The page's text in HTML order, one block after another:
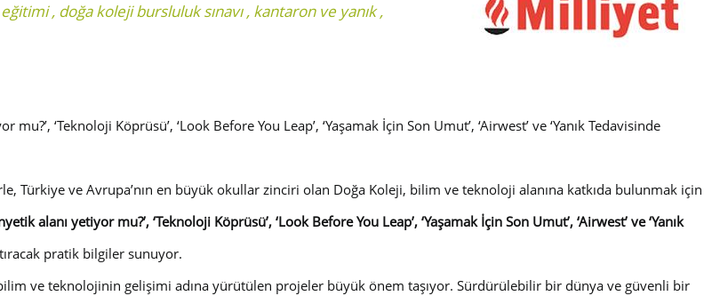
, doğa koleji bursluluk sınavı, kantaron ve yanık,
‘Teknoloji Köprüsü’, ‘Look Before You Leap’, ‘Yaşamak İçin Son Umut’, ‘Airwest’ ve ‘Yanık Tedavisinde
Türkiye ve Avrupa’nın en büyük okullar zinciri olan Doğa Koleji, bilim ve teknoloji alanına katkıda bulunmak için
alanı yetiyor mu?’, ‘Teknoloji Köprüsü’, ‘Look Before You Leap’, ‘Yaşamak İçin Son Umut’, ‘Airwest’ ve ‘Yanık
pratik bilgiler sunuyor.
ve teknolojinin gelişimi adına yürütülen projeler büyük önem taşıyor. Sürdürülebilir bir dünya ve güvenli bir